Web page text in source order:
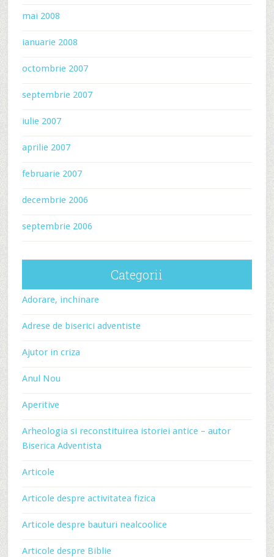
mai 2008
ianuarie 2008
octombrie 2007
septembrie 2007
iulie 2007
aprilie 2007
februarie 2007
decembrie 2006
septembrie 2006
Categorii
Adorare, inchinare
Adrese de biserici adventiste
Ajutor in criza
Anul Nou
Aperitive
Arheologia si reconstituirea istoriei antice – autor
Biserica Adventista
Articole
Articole despre activitatea fizica
Articole despre bauturi nealcoolice
Articole despre Biblie